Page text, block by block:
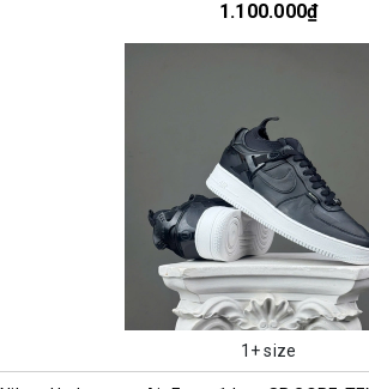
1.100.000₫
1+ size